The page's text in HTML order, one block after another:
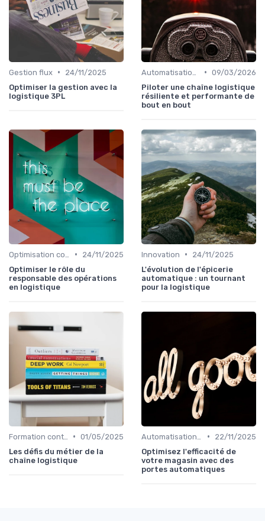
Gestion flux •
24/11/2025
Optimiser la gestion avec la
logistique 3PL
• 09/03/2026
Piloter une chaîne logistique
résiliente et performante de
bout en bout
•
24/11/2025
Optimiser le rôle du
responsable des opérations
en logistique
Innovation •
24/11/2025
L'évolution de l'épicerie
automatique : un tournant
pour la logistique
• 01/05/2025
Les défis du métier de la
chaîne logistique
•
22/11/2025
Optimisez l'efficacité de
votre magasin avec des
portes automatiques